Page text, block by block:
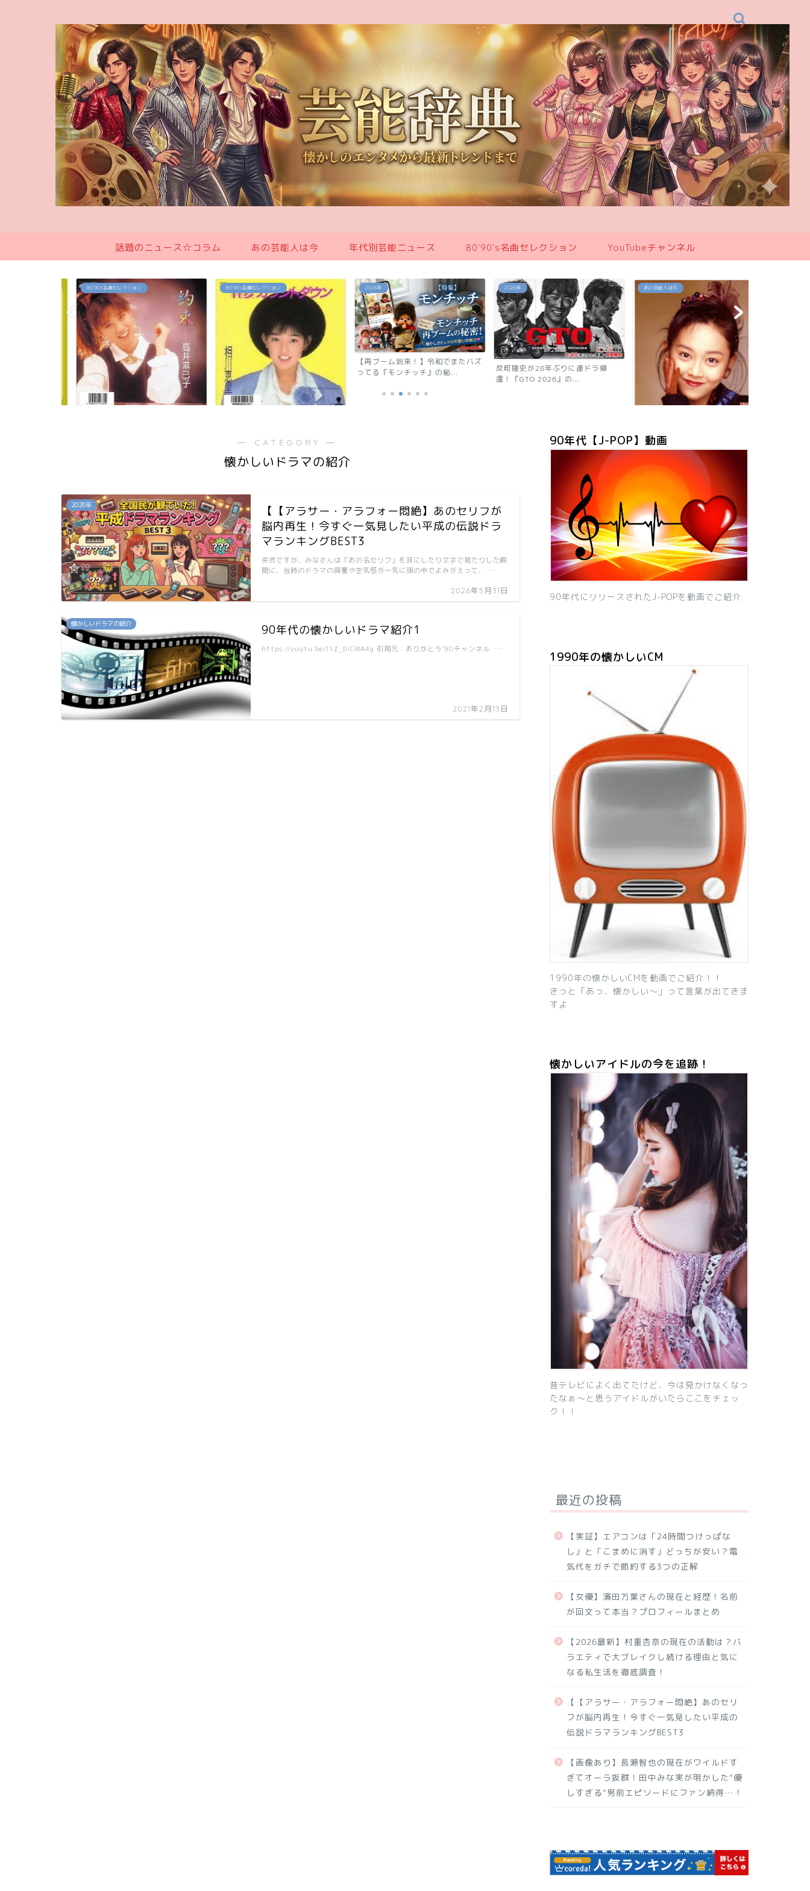
話題のニュース☆コラム あの芸能人は今 年代別芸能ニュース 80`90’s名曲セレクション YouTubeチャンネル
80`90's名曲セレクション 80`90's名曲セレクション 2026年
【再ブーム到来！】令和でまたバズ
ってる『モンチッチ』の秘...
2026年
反町隆史が28年ぶりに連ドラ帰
還！『GTO 2026』の...
あの芸能人は今
「浅香唯の現在は？旦那も子供も芸
能人！有名グループ全員が...
― CATEGORY ―
懐かしいドラマの紹介
2026年
【【アラサー・アラフォー悶絶】あのセリフが
脳内再生！今すぐ一気見したい平成の伝説ドラ
マランキングBEST3
2026年5月31日
突然ですが、みなさんは「あの名セリフ」を耳にしたり文字で見たりした瞬
間に、当時のドラマの興奮や空気感が一気に頭の中でよみがえって、 …
懐かしいドラマの紹介 90年代の懐かしいドラマ紹介1
2021年2月13日
https://youtu.be/l1Z_8iCWA4g 引用元：ありがとう'90チャンネル …
90年代【J-POP】動画
90年代にリリースされたJ-POPを動画でご紹介
1990年の懐かしいCM
1990年の懐かしいCMを動画でご紹介！！
きっと「あっ、懐かしい～」って言葉が出てきま
すよ
懐かしいアイドルの今を追跡！
昔テレビによく出てたけど、今は見かけなくなっ
たなぁ～と思うアイドルがいたらここをチェッ
ク！！
最近の投稿
【実証】エアコンは「24時間つけっぱな
し」と「こまめに消す」どっちが安い？電
気代をガチで節約する3つの正解
【女優】濱田万葉さんの現在と経歴！名前
が回文って本当？プロフィールまとめ
【2026最新】村重杏奈の現在の活動は？バ
ラエティで大ブレイクし続ける理由と気に
なる私生活を徹底調査！
【【アラサー・アラフォー悶絶】あのセリ
フが脳内再生！今すぐ一気見したい平成の
伝説ドラマランキングBEST3
【画像あり】長瀬智也の現在がワイルドす
ぎてオーラ抜群！田中みな実が明かした“優
しすぎる”男前エピソードにファン納得…！